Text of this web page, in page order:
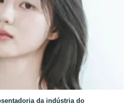
da indústria do